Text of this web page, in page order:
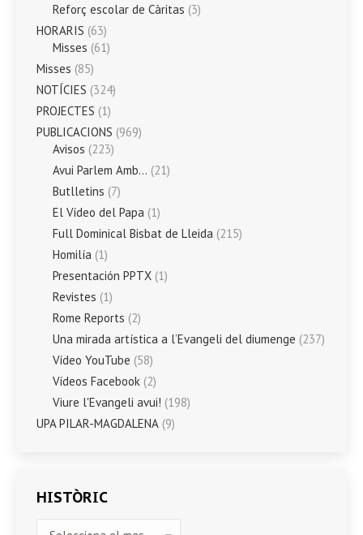
Reforç escolar de Càritas (3)
HORARIS (63)
Misses (61)
Misses (85)
NOTÍCIES (324)
PROJECTES (1)
PUBLICACIONS (969)
Avisos (223)
Avui Parlem Amb… (21)
Butlletins (7)
El Vídeo del Papa (1)
Full Dominical Bisbat de Lleida (215)
Homilía (1)
Presentación PPTX (1)
Revistes (1)
Rome Reports (2)
Una mirada artística a l’Evangeli del diumenge (237)
Vídeo YouTube (58)
Vídeos Facebook (2)
Viure l'Evangeli avui! (198)
UPA PILAR-MAGDALENA (9)
HISTÒRIC